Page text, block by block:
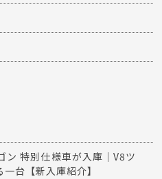
ン 特別仕様車が入庫｜V8ツ
台【新入庫紹介】